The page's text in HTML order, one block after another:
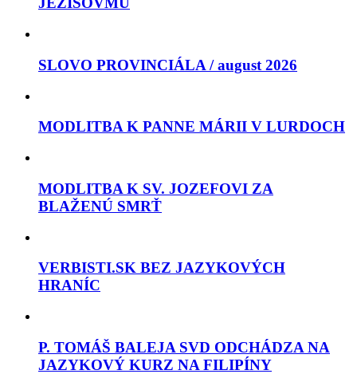
SLOVO PROVINCIÁLA / august 2026
MODLITBA K PANNE MÁRII V LURDOCH
MODLITBA K SV. JOZEFOVI ZA
BLAŽENÚ SMRŤ
VERBISTI.SK BEZ JAZYKOVÝCH
HRANÍC
P. TOMÁŠ BALEJA SVD ODCHÁDZA NA
JAZYKOVÝ KURZ NA FILIPÍNY